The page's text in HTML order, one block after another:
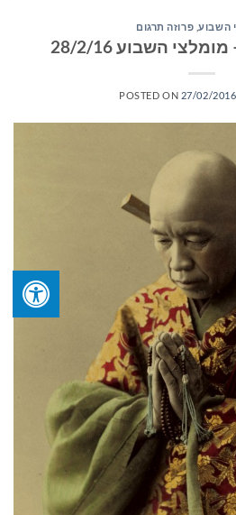
השבוע, פרוזה תרגום
השבוע 28/2/16
POSTED ON 27/02/2016